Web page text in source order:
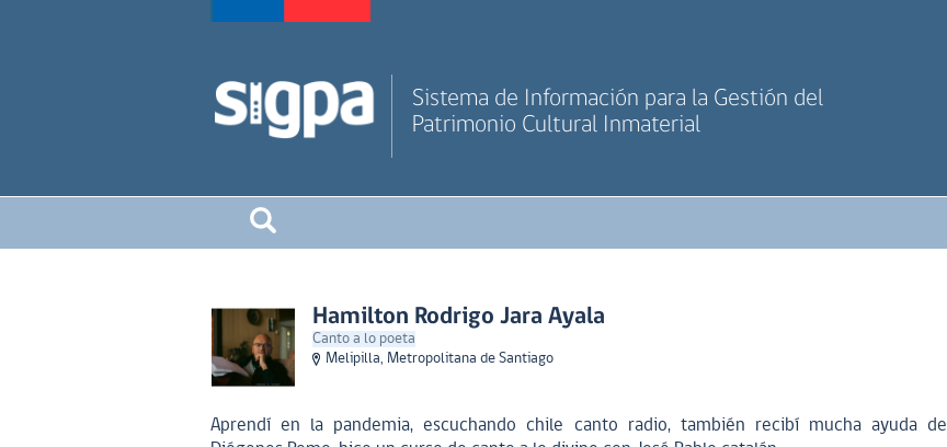
Sistema de Información para la Gestión del
Patrimonio Cultural Inmaterial
Hamilton Rodrigo Jara Ayala
Canto a lo poeta
Melipilla, Metropolitana de Santiago
Aprendí en la pandemia, escuchando chile canto radio, también recibí mucha ayuda de